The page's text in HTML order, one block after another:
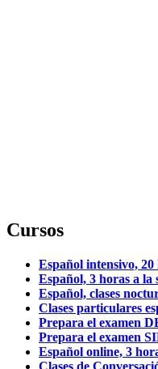
Cursos
Español intensivo, 20
Español, 3 horas a la
Español, clases
Clases particulares
Prepara el examen
Prepara el examen
Español online, 3
Clases de